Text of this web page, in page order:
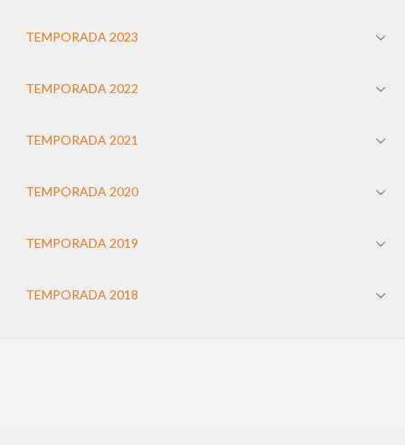
TEMPORADA 2023
TEMPORADA 2022
TEMPORADA 2021
TEMPORADA 2020
TEMPORADA 2019
TEMPORADA 2018